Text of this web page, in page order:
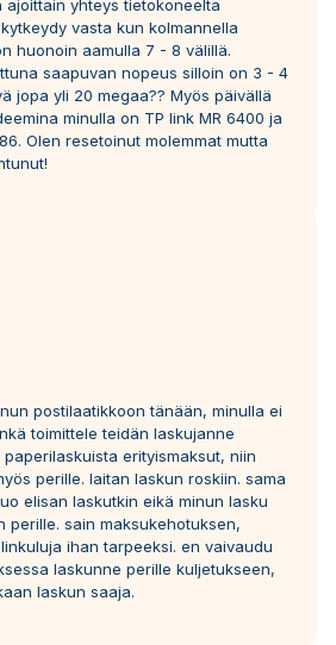
ajoittain yhteys tietokoneelta
vasta kun kolmannella
huonoin aamulla 7 - 8 välillä.
saapuvan nopeus silloin on 3 - 4
jopa yli 20 megaa?? Myös päivällä
minulla on TP link MR 6400 ja
Olen resetoinut molemmat mutta
postilaatikkoon tänään, minulla ei
toimittele teidän laskujanne
erityismaksut, niin
perille. laitan laskun roskiin. sama
elisan laskutkin eikä minun lasku
perille. sain maksukehotuksen,
ihan tarpeeksi. en vaivaudu
laskunne perille kuljetukseen,
laskun saaja.